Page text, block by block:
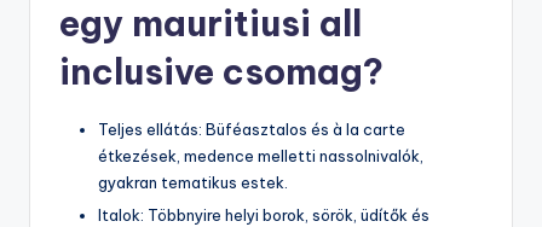
egy mauritiusi all
inclusive csomag?
Teljes ellátás: Büféasztalos és à la carte
étkezések, medence melletti nassolnivalók,
gyakran tematikus estek.
Italok: Többnyire helyi borok, sörök, üdítők és